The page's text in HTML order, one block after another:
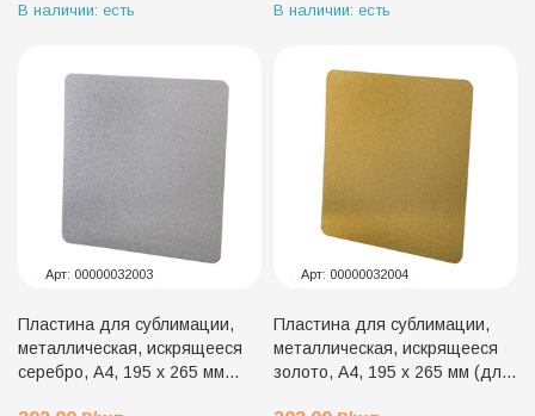
В наличии: есть В наличии: есть
Арт: 00000032003
Пластина для сублимации,
металлическая, искрящееся
серебро, А4, 195 х 265 мм
Арт: 00000032004
Пластина для сублимации,
металлическая, искрящееся
золото, А4, 195 х 265 мм (для